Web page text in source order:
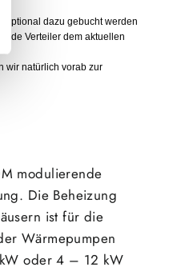
optional dazu gebucht werden
Verteiler dem aktuellen
wir natürlich vorab zur
modulierende
Die Beheizung
ist für die
Wärmepumpen
oder 4 – 12 kW